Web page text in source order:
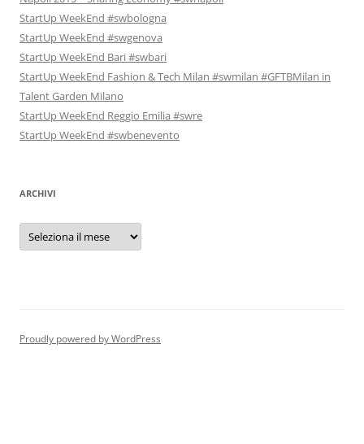
StartUp WeekEnd #swbologna
StartUp WeekEnd #swgenova
StartUp WeekEnd Bari #swbari
StartUp WeekEnd Fashion & Tech Milan #swmilan #GFTBMilan in
Talent Garden Milano
StartUp WeekEnd Reggio Emilia #swre
StartUp WeekEnd #swbenevento
ARCHIVI
Archivi
Proudly powered by WordPress